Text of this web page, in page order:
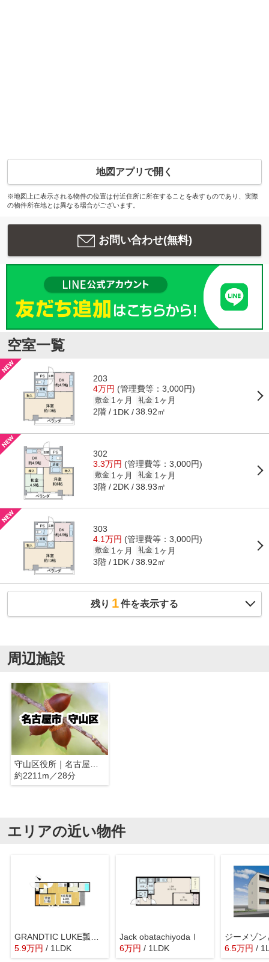
地図アプリで開く
※地図上に表示される物件の位置は付近住所に所在することを表すものであり、実際
の物件所在地とは異なる場合がございます。
お問い合わせ(無料)
空室一覧
203
4万円 (管理費等：3,000円)
敷金 1ヶ月 礼金 1ヶ月
2階 1DK 38.92㎡
302
3.3万円 (管理費等：3,000円)
敷金 1ヶ月 礼金 1ヶ月
3階 2DK 38.93㎡
303
4.1万円 (管理費等：3,000円)
敷金 1ヶ月 礼金 1ヶ月
3階 1DK 38.92㎡
残り 1件を表示する
周辺施設
守山区役所｜名古屋市守山区
約2211m／28分
エリアの近い物件
5.9万円 / 1LDK
Jack obatachiyodaⅠ
6万円 / 1LDK
ジーメゾン
6.5万円 /